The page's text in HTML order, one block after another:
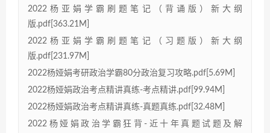
2022杨亚娟学霸刷题笔记（背诵版）新大纲
版.pdf[363.21M]
2022杨亚娟学霸刷题笔记（习题版）新大纲
版.pdf[231.97M]
2022杨娅娟考研政治学霸80分政治复习攻略.pdf[5.69M]
2022杨娅娟政治考点精讲真练-考点精讲.pdf[99.94M]
2022杨娅娟政治考点精讲真练-真题真练.pdf[32.48M]
2022杨娅娟政治学霸狂背-近十年真题试题及解